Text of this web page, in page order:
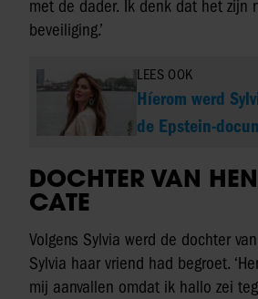
met de dader. Ik denk dat het zijn
beveiliging.’
LEES OOK
Híerom werd
de Epstein-
DOCHTER VAN
CATE
Volgens Sylvia werd de dochter
Sylvia haar vriend had begroet.
mij aanvallen omdat ik hallo zei